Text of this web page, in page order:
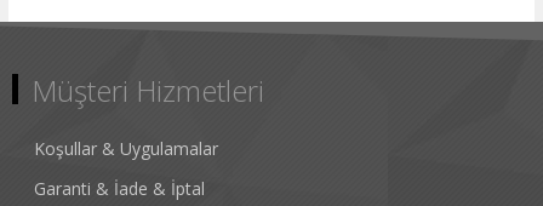
Müşteri Hizmetleri
Koşullar & Uygulamalar
Garanti & İade & İptal